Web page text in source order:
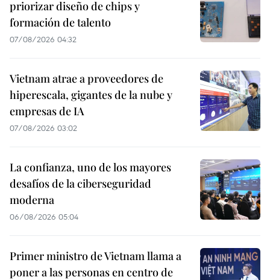
priorizar diseño de chips y
formación de talento
07/08/2026 04:32
Vietnam atrae a proveedores de
hiperescala, gigantes de la nube y
empresas de IA
07/08/2026 03:02
La confianza, uno de los mayores
desafíos de la ciberseguridad
moderna
06/08/2026 05:04
Primer ministro de Vietnam llama a
poner a las personas en centro de